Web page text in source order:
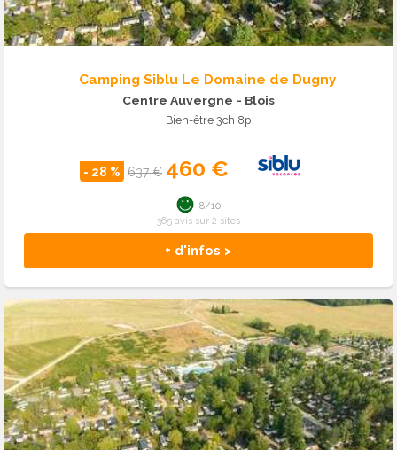
Camping Siblu Le Domaine de Dugny
Centre Auvergne - Blois
Bien-être 3ch 8p
- 28 % 637 € 460 €
+ d'infos >
8/10
365 avis sur 2 sites